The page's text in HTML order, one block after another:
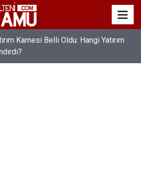
Maaş Promosyon Anlaşması